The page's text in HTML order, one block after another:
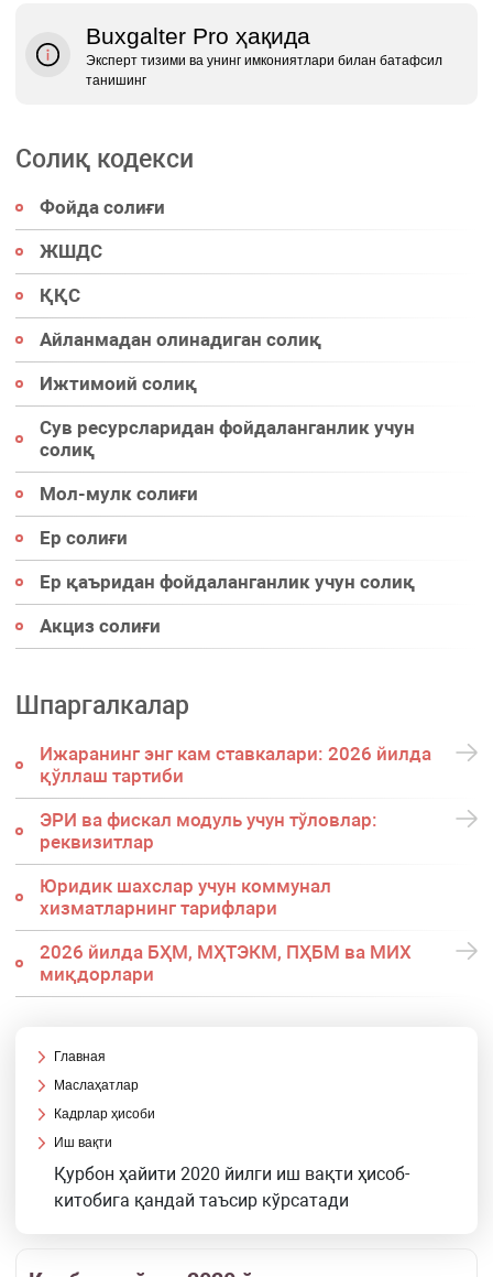
Buxgalter Pro ҳақида
Эксперт тизими ва унинг имкониятлари билан батафсил
танишинг
Солиқ кодекси
Фойда солиғи
ЖШДС
ҚҚС
Айланмадан олинадиган солиқ
Ижтимоий солиқ
Сув ресурсларидан фойдаланганлик учун
солиқ
Мол-мулк солиғи
Ер солиғи
Ер қаъридан фойдаланганлик учун солиқ
Акциз солиғи
Шпаргалкалар
Ижаранинг энг кам ставкалари: 2026 йилда
қўллаш тартиби
ЭРИ ва фискал модуль учун тўловлар:
реквизитлар
Юридик шахслар учун коммунал
хизматларнинг тарифлари
2026 йилда БҲМ, МҲТЭКМ, ПҲБМ ва МИХ
миқдорлари
Главная
Маслаҳатлар
Кадрлар ҳисоби
Иш вақти
Қурбон ҳайити 2020 йилги иш вақти ҳисоб-
китобига қандай таъсир кўрсатади